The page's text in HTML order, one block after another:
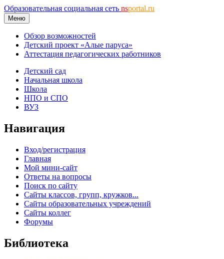
Образовательная социальная сеть nsportal.ru
Меню
Обзор возможностей
Детский проект «Алые паруса»
Аттестация педагогических работников
Детский сад
Начальная школа
Школа
НПО и СПО
ВУЗ
Навигация
Вход/регистрация
Главная
Мой мини-сайт
Ответы на вопросы
Поиск по сайту
Сайты классов, групп, кружков...
Сайты образовательных учреждений
Сайты коллег
Форумы
Библиотека